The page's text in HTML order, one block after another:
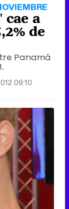
cae a
de
Panamá
09:10